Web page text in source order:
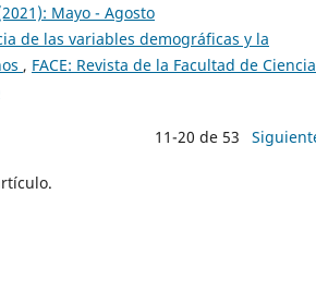
Mayo - Agosto
de las variables demográficas y la
, FACE: Revista de la Facultad de
11-20 de 53